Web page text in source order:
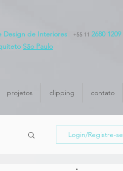
Design de Interiores +55 11 2680 1209
São Paulo
projetos clipping contato
Login/Registre-se